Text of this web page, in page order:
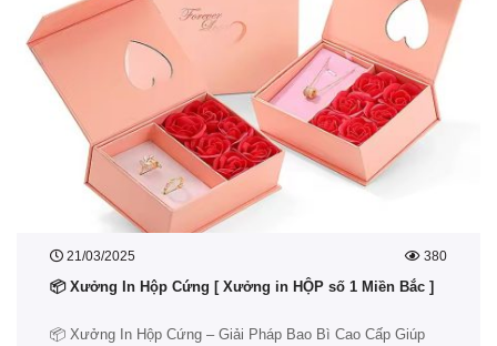
21/03/2025 380
📦 Xưởng In Hộp Cứng [ Xưởng in HỘP số 1 Miền Bắc ]
📦 Xưởng In Hộp Cứng – Giải Pháp Bao Bì Cao Cấp Giúp